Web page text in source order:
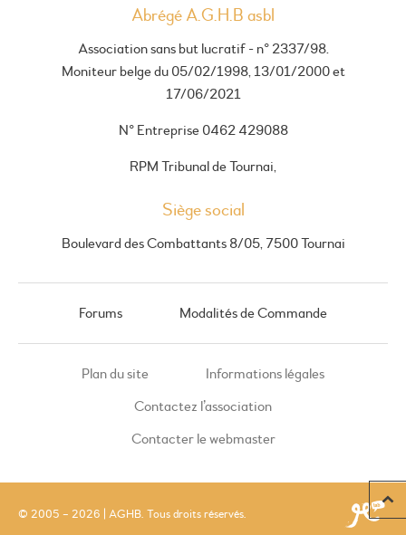
Abrégé A.G.H.B asbl
Association sans but lucratif - n° 2337/98.
Moniteur belge du 05/02/1998, 13/01/2000 et
17/06/2021
N° Entreprise 0462 429088
RPM Tribunal de Tournai,
Siège social
Boulevard des Combattants 8/05, 7500 Tournai
Forums Modalités de Commande
Plan du site
Informations légales
Contactez l’association
Contacter le webmaster
© 2005 – 2026 | AGHB. Tous droits réservés.